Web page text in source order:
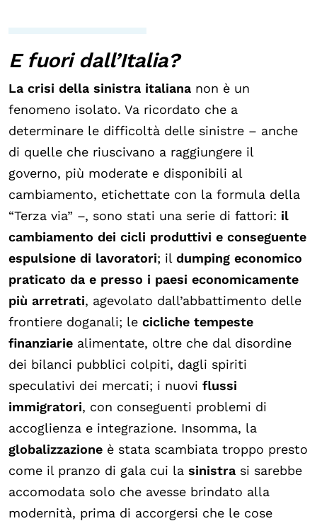
E fuori dall’Italia?
La crisi della sinistra italiana non è un
fenomeno isolato. Va ricordato che a
determinare le difficoltà delle sinistre – anche
di quelle che riuscivano a raggiungere il
governo, più moderate e disponibili al
cambiamento, etichettate con la formula della
“Terza via” –, sono stati una serie di fattori: il
cambiamento dei cicli produttivi e conseguente
espulsione di lavoratori; il dumping economico
praticato da e presso i paesi economicamente
più arretrati, agevolato dall’abbattimento delle
frontiere doganali; le cicliche tempeste
finanziarie alimentate, oltre che dal disordine
dei bilanci pubblici colpiti, dagli spiriti
speculativi dei mercati; i nuovi flussi
immigratori, con conseguenti problemi di
accoglienza e integrazione. Insomma, la
globalizzazione è stata scambiata troppo presto
come il pranzo di gala cui la sinistra si sarebbe
accomodata solo che avesse brindato alla
modernità, prima di accorgersi che le cose